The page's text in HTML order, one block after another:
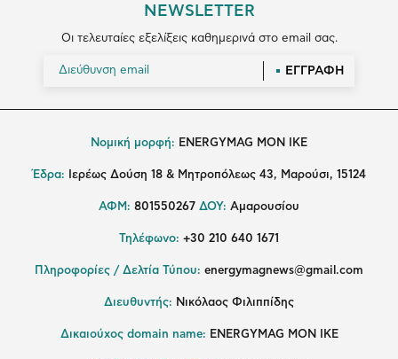
NEWSLETTER
Οι τελευταίες εξελίξεις καθημερινά στο email σας.
ΕΓΓΡΑΦΗ
Νομική μορφή: ENERGYMAG MON IKE
Έδρα: Ιερέως Δούση 18 & Μητροπόλεως 43, Μαρούσι, 15124
ΑΦΜ: 801550267 ΔΟΥ: Αμαρουσίου
Τηλέφωνο: +30 210 640 1671
Πληροφορίες / Δελτία Τύπου: energymagnews@gmail.com
Διευθυντής: Νικόλαος Φιλιππίδης
Δικαιούχος domain name: ENERGYMAG ΜΟΝ ΙΚΕ